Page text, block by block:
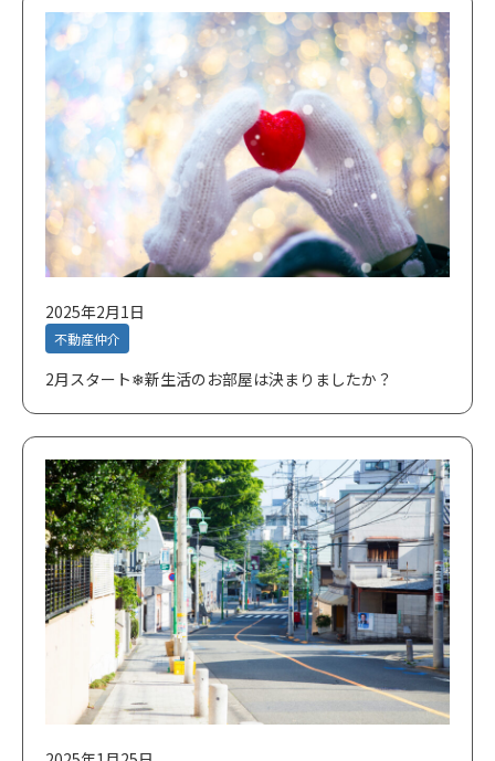
2025年2月1日
不動産仲介
2月スタート❄新生活のお部屋は決まりましたか？